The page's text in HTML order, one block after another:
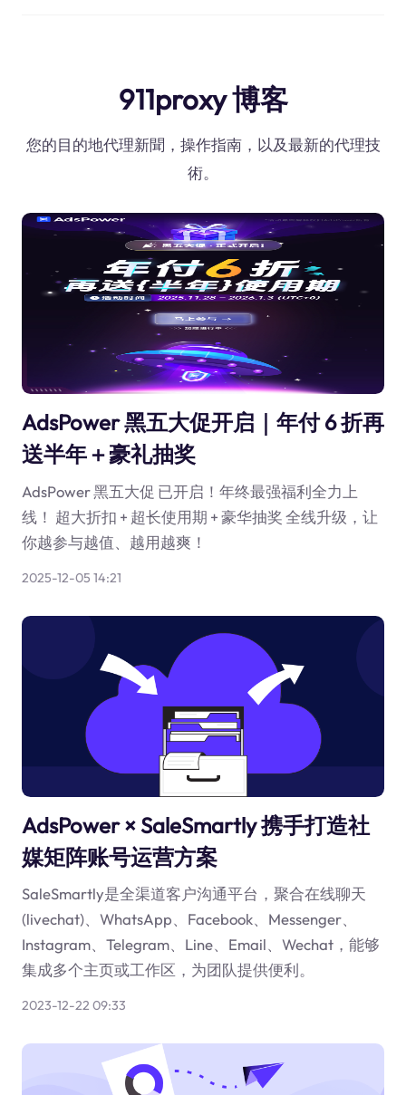
911proxy 博客
您的目的地代理新聞，操作指南，以及最新的代理技
術。
AdsPower 黑五大促开启｜年付 6 折再
送半年＋豪礼抽奖
AdsPower 黑五大促 已开启！年终最强福利全力上
线！ 超大折扣 + 超长使用期 + 豪华抽奖 全线升级，让
你越参与越值、越用越爽！
2025-12-05 14:21
AdsPower × SaleSmartly 携手打造社
媒矩阵账号运营方案
SaleSmartly是全渠道客户沟通平台，聚合在线聊天
(livechat)、WhatsApp、Facebook、Messenger、
Instagram、Telegram、Line、Email、Wechat，能够
集成多个主页或工作区，为团队提供便利。
2023-12-22 09:33